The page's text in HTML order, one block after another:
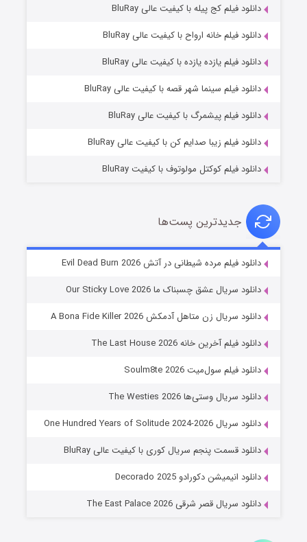
شوهر
قسمت۲ (زیرنویس) منتشر شد
دانلود فیلم کج‌ پیله با کیفیت عالی BluRay
دانلود فیلم خانه ارواح با کیفیت عالی BluRay
دانلود فیلم یازده یازده با کیفیت عالی BluRay
دانلود فیلم سینما شهر قصه با کیفیت عالی BluRay
دانلود فیلم پیشمرگ با کیفیت عالی BluRay
دانلود فیلم زیبا صدایم کن با کیفیت عالی BluRay
دانلود فیلم کوکتل مولوتوف با کیفیت BluRay
جدیدترین پست‌ها
دانلود فیلم مرده شیطانی در آتش Evil Dead Burn 2026
دانلود سریال عشق چسبناک ما Our Sticky Love 2026
دانلود سریال زن متاهل آدمکش A Bona Fide Killer 2026
دانلود فیلم آخرین خانه The Last House 2026
دانلود فیلم سول‌میت Soulm8te 2026
دانلود سریال وستی‌ها The Westies 2026
دانلود سریال One Hundred Years of Solitude 2024-2026
دانلود قسمت پنجم سریال کوری با کیفیت عالی BluRay
دانلود انیمیشن دکورادو Decorado 2025
دانلود سریال قصر شرقی The East Palace 2026